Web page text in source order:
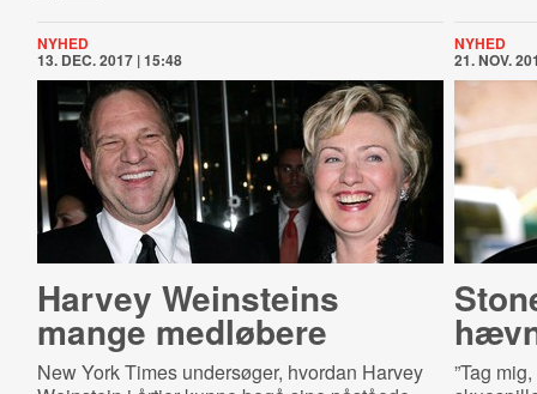
NYHED
13. DEC. 2017 | 15:48
Harvey Weinsteins
mange medløbere
New York Times undersøger, hvordan Harvey
NYHED
21. NOV.
”Tag